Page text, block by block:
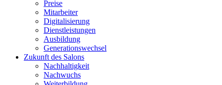
Preise
Mitarbeiter
Digitalisierung
Dienstleistungen
Ausbildung
Generationswechsel
Zukunft des Salons
Nachhaltigkeit
Nachwuchs